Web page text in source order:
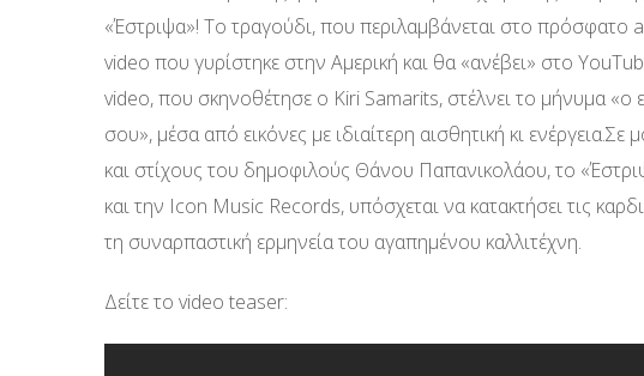
«Έστριψα»! Το τραγούδι, που περιλαμβάνεται στο πρόσφατο
video που γυρίστηκε στην Αμερική και θα «ανέβει» στο
video, που σκηνοθέτησε ο Kiri Samarits, στέλνει το μήνυμα «ο
σου», μέσα από εικόνες με ιδιαίτερη αισθητική κι
και στίχους του δημοφιλούς Θάνου Παπανικολάου, το
και την Icon Music Records, υπόσχεται να κατακτήσει τις
τη συναρπαστική ερμηνεία του αγαπημένου καλλιτέχνη.
Δείτε το video teaser: